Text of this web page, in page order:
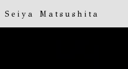
Seiya Matsushita